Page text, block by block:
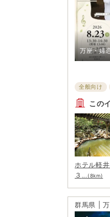
万座・嬬
全般向け
この
ホテル軽
３ ...(8km)
群馬県 |